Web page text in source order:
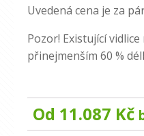
Uvedená cena je za
Pozor! Existující
přinejmenším 60 %
Od 11.087 Kč